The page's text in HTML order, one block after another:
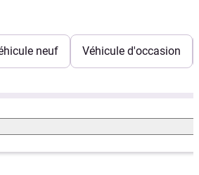
neuf
Véhicule d'occasion